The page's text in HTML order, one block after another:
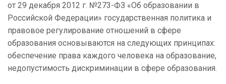
от 29 декабря 2012 г. №273-ФЗ «Об образовании в
Российской Федерации» государственная политика и
правовое регулирование отношений в сфере
образования основываются на следующих принципах:
обеспечение права каждого человека на образование,
недопустимость дискриминации в сфере образования.